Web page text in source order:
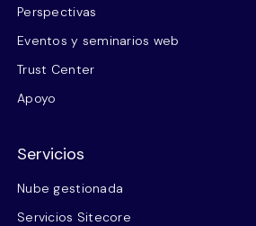
Perspectivas
Eventos y seminarios web
Trust Center
Apoyo
Servicios
Nube gestionada
Servicios Sitecore